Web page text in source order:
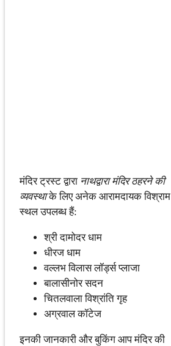
मंदिर ट्रस्ट द्वारा नाथद्वारा मंदिर ठहरने की
व्यवस्थाके लिए अनेक आरामदायक विश्राम
स्थल उपलब्ध हैं:
श्री दामोदर धाम
धीरज धाम
वल्लभ विलास लॉर्ड्स प्लाजा
बालासीनोर सदन
चितलवाला विश्रांति गृह
अग्रवाल कॉटेज
इनकी जानकारी और बुकिंग आप मंदिर की